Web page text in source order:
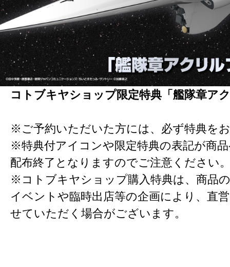
コトブキヤショップ限定特典「艦隊章ア
※ご予約いただいた方には、必ず特典を
※特典付アイコンや限定特典の表記が商
配布終了となりますのでご注意ください
※コトブキヤショップ購入特典は、商品
イベントや臨時出店等の企画により、直
せていただく場合がございます。